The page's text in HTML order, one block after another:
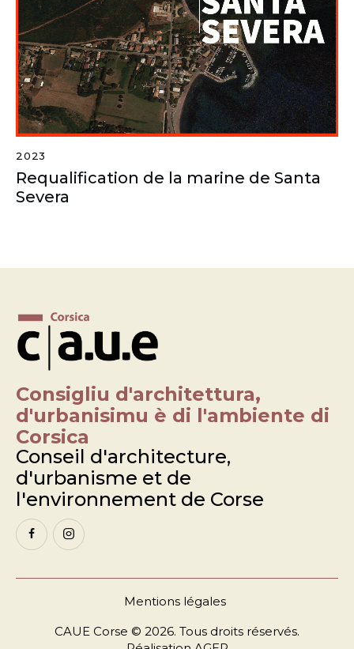
2023
Requalification de la marine de Santa
Severa
Consigliu d'architettura,
d'urbanisimu è di l'ambiente di
Corsica
Conseil d'architecture,
d'urbanisme et de
l'environnement de Corse
Mentions légales
CAUE Corse © 2026. Tous droits réservés.